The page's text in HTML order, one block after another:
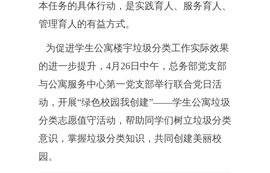
本任务的具体行动，是实践育人、服务育人、
管理育人的有益方式。
为促进学生公寓楼宇垃圾分类工作实际效果
的进一步提升，4月26日中午，总务部党支部
与公寓服务中心第一党支部举行联合党日活
动，开展“绿色校园我创建”——学生公寓垃圾
分类志愿值守活动，帮助同学们树立垃圾分类
意识，掌握垃圾分类知识，共同创建美丽校
园。